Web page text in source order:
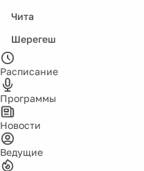
Чита
Шерегеш
Расписание
Программы
Новости
Ведущие